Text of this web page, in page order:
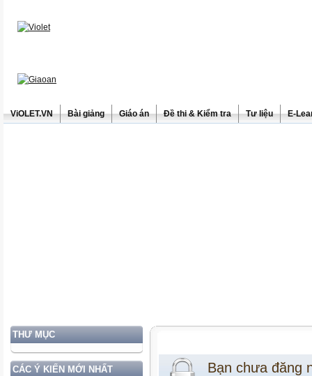
ViOLET.VN Bài giảng Giáo án Đề thi & Kiểm tra Tư liệu E-
THƯ MỤC
CÁC Ý KIẾN MỚI NHẤT Bạn chưa đăng